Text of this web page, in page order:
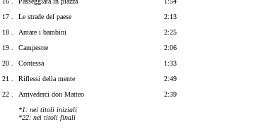
17 .
18 .
19 .
20 .
21 .
22 .
Le strade del paese
Amare i bambini
Campestre
Contessa
Riflessi della mente
Arrivederci don Matteo
*1: nei titoli iniziali
*22: nei titoli finali
2:13
2:25
2:06
1:33
2:49
2:39